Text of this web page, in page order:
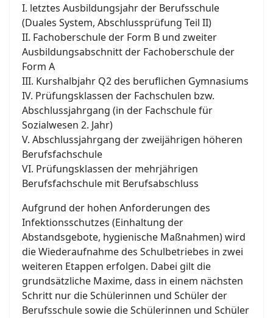
I. letztes Ausbildungsjahr der Berufsschule
(Duales System, Abschlussprüfung Teil II)
II. Fachoberschule der Form B und zweiter
Ausbildungsabschnitt der Fachoberschule der
Form A
III. Kurshalbjahr Q2 des beruflichen Gymnasiums
IV. Prüfungsklassen der Fachschulen bzw.
Abschlussjahrgang (in der Fachschule für
Sozialwesen 2. Jahr)
V. Abschlussjahrgang der zweijährigen höheren
Berufsfachschule
VI. Prüfungsklassen der mehrjährigen
Berufsfachschule mit Berufsabschluss
Aufgrund der hohen Anforderungen des
Infektionsschutzes (Einhaltung der
Abstandsgebote, hygienische Maßnahmen) wird
die Wiederaufnahme des Schulbetriebes in zwei
weiteren Etappen erfolgen. Dabei gilt die
grundsätzliche Maxime, dass in einem nächsten
Schritt nur die Schülerinnen und Schüler der
Berufsschule sowie die Schülerinnen und Schüler